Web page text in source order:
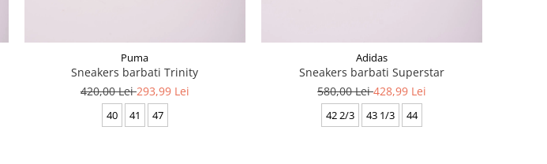
Puma
Sneakers barbati Trinity
420,00 Lei293,99 Lei
40 41 47
Adidas
Sneakers barbati Superstar
580,00 Lei428,99 Lei
42 2/3 43 1/3 44